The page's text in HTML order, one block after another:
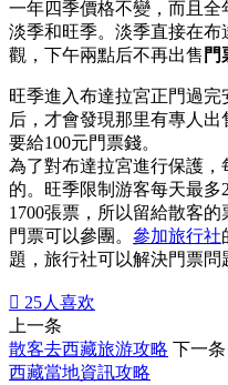
一年四季價格不變，而且
淡季和旺季。淡季直接在
觀，下午兩點后不再出售 門
旺季進入布達拉宮正門過
后，才會發現那里有專人
要給100元門票錢。
為了對布達拉宮進行保護，
的。旺季限制游客每天最
1700張票，所以留給散客
門票可以參團。 參加旅行社
題，旅行社可以解決門票問
 25人喜欢
上一条
散客去西藏旅游攻略 下一条
西藏當地資訊攻略